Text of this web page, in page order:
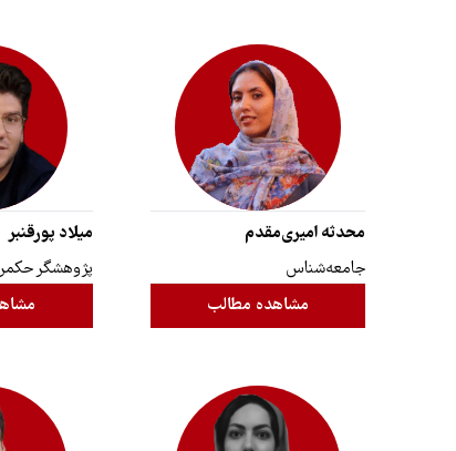
محدثه امیری‌مقدم
جامعه‌شناس
مشاهده مطالب
میلاد پورقنبر
پژوهشگر